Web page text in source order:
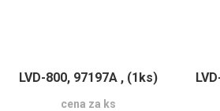
LVD-800, 97197A , (1ks)
cena za ks